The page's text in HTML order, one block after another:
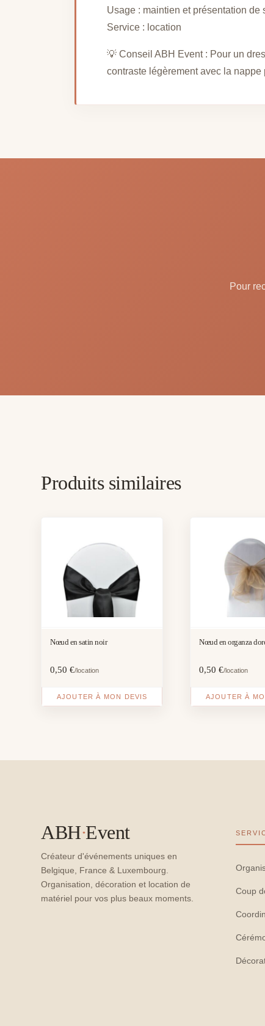
Usage : maintien et présentation de
Service : location
💡 Conseil ABH Event : Pour un
contraste légèrement avec la
Pour
Produits similaires
Nœud en satin noir
0,50€/location
AJOUTER À MON DEVIS
Nœud en organza
0,50€/location
AJOUTER À
ABH·Event
Créateur d'événements uniques en
Belgique, France & Luxembourg.
Organisation, décoration et location de
matériel pour vos plus beaux moments.
Coup